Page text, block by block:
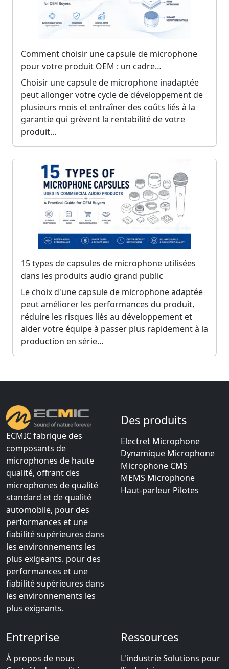
Comment choisir une capsule de microphone
pour votre produit OEM : un cadre
d'approvisionnement en 5 étapes
Choisir une capsule de microphone inadaptée
peut allonger votre cycle de développement de
plusieurs mois et entraîner des coûts liés à la
garantie qui grèvent la rentabilité de votre
produit...
15 types de capsules de microphone utilisées
dans les produits audio grand public
Le choix d'une capsule de microphone adaptée
peut améliorer les performances du produit,
réduire les risques liés au développement et
aider votre équipe à passer plus rapidement à la
production en série...
ECMIC fabrique des
composants de
microphones de haute
qualité, offrant des
microphones de qualité
standard et de qualité
automobile, pour des
performances et une
fiabilité supérieures dans
les environnements les
plus exigeants. pour des
performances et une
fiabilité supérieures dans
les environnements les
plus exigeants.
Des produits
Electret Microphone
Dynamique Microphone
Microphone CMS
MEMS Microphone
Haut-parleur Pilotes
Entreprise
À propos de nous
Ressources
L'industrie Solutions pour